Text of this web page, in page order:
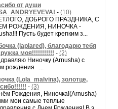
от души
- (10)
ДОБРОГО ПРАЗДНИКА, С
РОЖДЕНИЯ, НИНОЧКА -
Пусть будет крепким з...
(laplared), благодарю тебя
моя!!!!!!!!!!! - (2)
Ниночку (Arnusha) с
рождения ...
(Lola_malvina), золотце,
- (3)
Рождения, Ниночка!(Аrnusha)
мои самые теплые